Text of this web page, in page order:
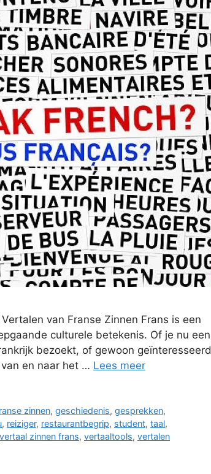
van Franse Zinnen Frans is een
culturele betekenis. Of je nu een
bezoekt, of gewoon geïnteresseerd
en naar het … Lees meer
zinnen,geschiedenis,gesprekken,
, reiziger, restaurantbegrip, student, taal,
vertaal zinnen frans, vertaaltools, vertalen